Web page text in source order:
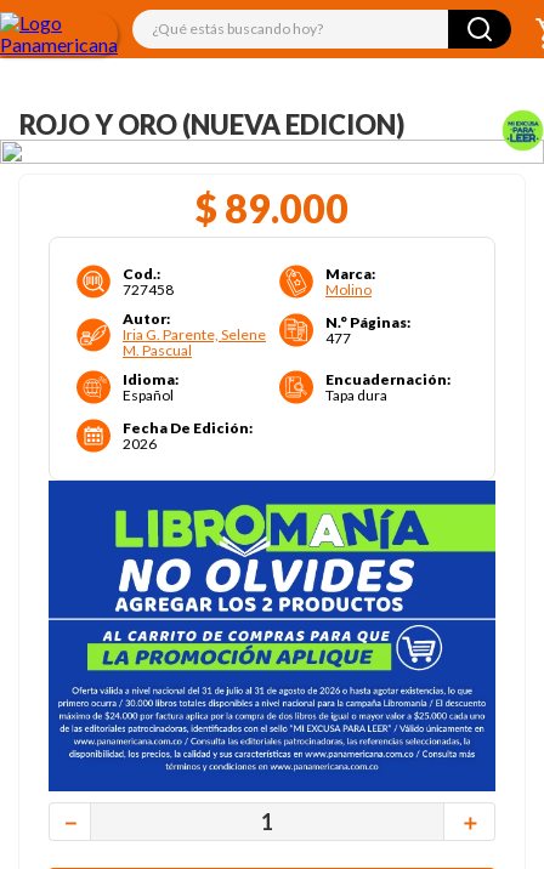
¿Qué estás buscando hoy?
ROJO Y ORO (NUEVA EDICION)
$ 89.000
Cod.:
727458
Marca:
Molino
Autor:
Iria G. Parente, Selene
M. Pascual
N.° Páginas:
477
Idioma:
Español
Encuadernación:
Tapa dura
Fecha De Edición:
2026
＋
－